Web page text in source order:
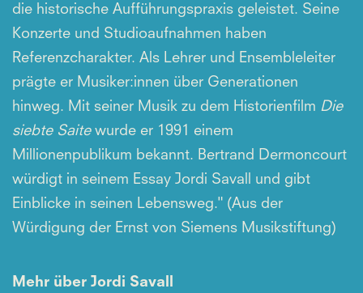
die historische Aufführungspraxis geleistet. Seine
Konzerte und Studioaufnahmen haben
Referenzcharakter. Als Lehrer und Ensembleleiter
prägte er Musiker:innen über Generationen
hinweg. Mit seiner Musik zu dem Historienfilm Die
siebte Saitewurde er 1991 einem
Millionenpublikum bekannt. Bertrand Dermoncourt
würdigt in seinem Essay Jordi Savall und gibt
Einblicke in seinen Lebensweg." (Aus der
Würdigung der Ernst von Siemens Musikstiftung)
Mehr über Jordi Savall